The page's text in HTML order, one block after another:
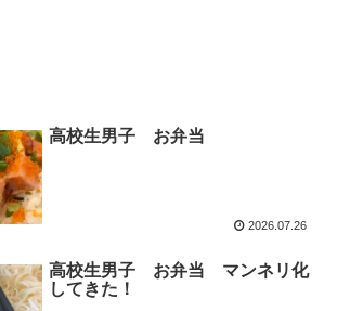
高校生男子 お弁当
2026.07.26
高校生男子 お弁当 マンネリ化
してきた！